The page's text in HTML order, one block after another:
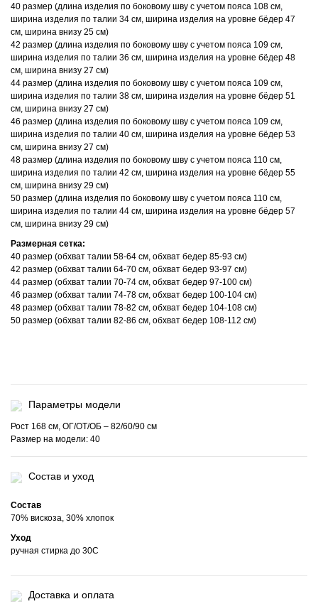
40 размер (длина изделия по боковому шву с учетом пояса 108 см,
ширина изделия по талии 34 см, ширина изделия на уровне бёдер 47
см, ширина внизу 25 см)
42 размер (длина изделия по боковому шву с учетом пояса 109 см,
ширина изделия по талии 36 см, ширина изделия на уровне бёдер 48
см, ширина внизу 27 см)
44 размер (длина изделия по боковому шву с учетом пояса 109 см,
ширина изделия по талии 38 см, ширина изделия на уровне бёдер 51
см, ширина внизу 27 см)
46 размер (длина изделия по боковому шву с учетом пояса 109 см,
ширина изделия по талии 40 см, ширина изделия на уровне бёдер 53
см, ширина внизу 27 см)
48 размер (длина изделия по боковому шву с учетом пояса 110 см,
ширина изделия по талии 42 см, ширина изделия на уровне бёдер 55
см, ширина внизу 29 см)
50 размер (длина изделия по боковому шву с учетом пояса 110 см,
ширина изделия по талии 44 см, ширина изделия на уровне бёдер 57
см, ширина внизу 29 см)
Размерная сетка:
40 размер (обхват талии 58-64 см, обхват бедер 85-93 см)
42 размер (обхват талии 64-70 см, обхват бедер 93-97 см)
44 размер (обхват талии 70-74 см, обхват бедер 97-100 см)
46 размер (обхват талии 74-78 см, обхват бедер 100-104 см)
48 размер (обхват талии 78-82 см, обхват бедер 104-108 см)
50 размер (обхват талии 82-86 см, обхват бедер 108-112 см)
Параметры модели
Рост 168 см, ОГ/ОТ/ОБ – 82/60/90 см
Размер на модели: 40
Состав и уход
Состав
70% вискоза, 30% хлопок
Уход
ручная стирка до 30С
Доставка и оплата